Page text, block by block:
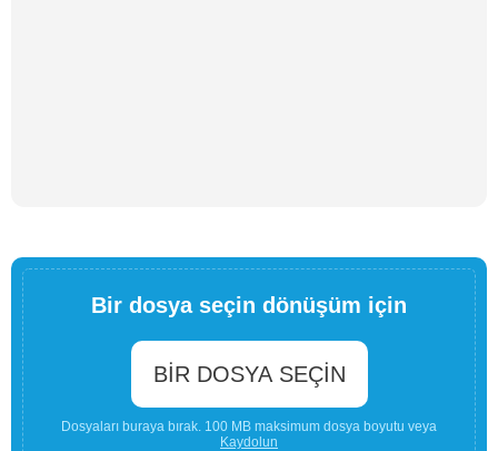
Bir dosya seçin dönüşüm için
BIR DOSYA SEÇIN
Dosyaları buraya bırak. 100 MB maksimum dosya boyutu veya
Kaydolun